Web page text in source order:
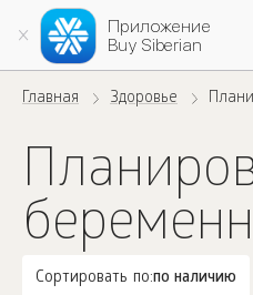
Приложение
Buy Siberian
Главная Здоровье
Сортировать по:по наличию